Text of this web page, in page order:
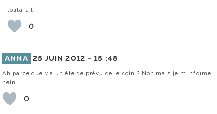
toutafait.
0
ANNA 25 JUIN 2012 -15 :48
Ah parce que y’a un été de prévu de le coin ? Non mais je m’informe
hein…
0